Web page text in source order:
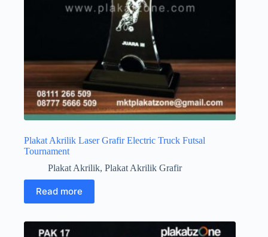
Plakat Akrilik Laser Grafir Electric Truck Futsal
Tournament
Plakat Akrilik, Plakat Akrilik Grafir
Read more